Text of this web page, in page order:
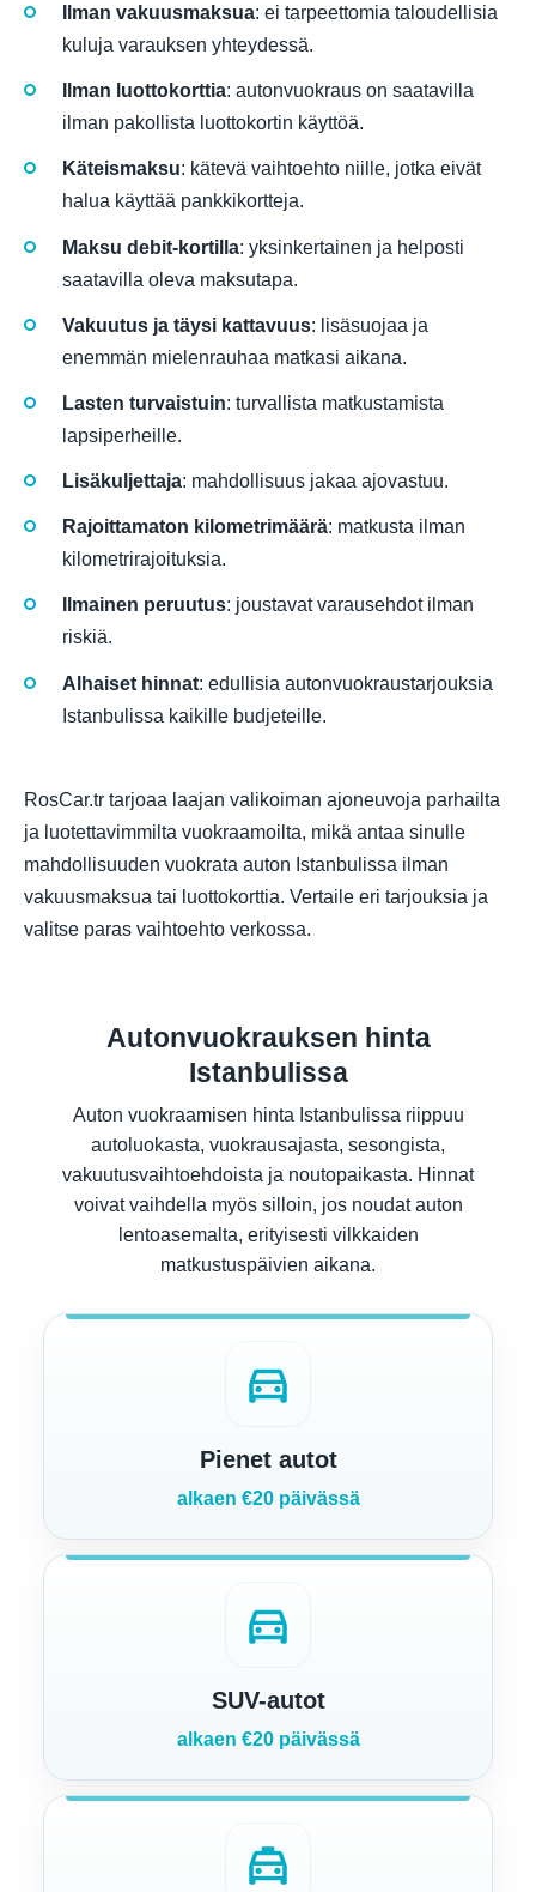
Ilman vakuusmaksua: ei tarpeettomia taloudellisia
kuluja varauksen yhteydessä.
Ilman luottokorttia: autonvuokraus on saatavilla
ilman pakollista luottokortin käyttöä.
Käteismaksu: kätevä vaihtoehto niille, jotka eivät
halua käyttää pankkikortteja.
Maksu debit-kortilla: yksinkertainen ja helposti
saatavilla oleva maksutapa.
Vakuutus ja täysi kattavuus: lisäsuojaa ja
enemmän mielenrauhaa matkasi aikana.
Lasten turvaistuin: turvallista matkustamista
lapsiperheille.
Lisäkuljettaja: mahdollisuus jakaa ajovastuu.
Rajoittamaton kilometrimäärä: matkusta ilman
kilometrirajoituksia.
Ilmainen peruutus: joustavat varausehdot ilman
riskiä.
Alhaiset hinnat: edullisia autonvuokraustarjouksia
Istanbulissa kaikille budjeteille.
RosCar.tr tarjoaa laajan valikoiman ajoneuvoja parhailta
ja luotettavimmilta vuokraamoilta, mikä antaa sinulle
mahdollisuuden vuokrata auton Istanbulissa ilman
vakuusmaksua tai luottokorttia. Vertaile eri tarjouksia ja
valitse paras vaihtoehto verkossa.
Autonvuokrauksen hinta
Istanbulissa
Auton vuokraamisen hinta Istanbulissa riippuu
autoluokasta, vuokrausajasta, sesongista,
vakuutusvaihtoehdoista ja noutopaikasta. Hinnat
voivat vaihdella myös silloin, jos noudat auton
lentoasemalta, erityisesti vilkkaiden
matkustuspäivien aikana.
directions_car
Pienet autot
alkaen €20 päivässä
directions_car
SUV-autot
alkaen €20 päivässä
local_taxi